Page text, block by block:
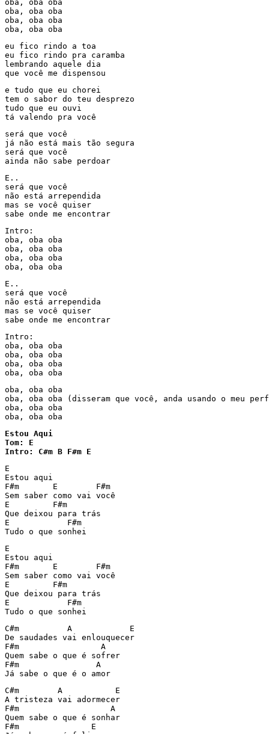
oba, oba oba
oba, oba oba
oba, oba oba
oba, oba oba
eu fico rindo a toa
eu fico rindo pra caramba
lembrando aquele dia
que você me dispensou
e tudo que eu chorei
tem o sabor do teu desprezo
tudo que eu ouvi
tá valendo pra você
será que você
já não está mais tão segura
será que você
ainda não sabe perdoar
E..
será que você
não está arrependida
mas se você quiser
sabe onde me encontrar
Intro:
oba, oba oba
oba, oba oba
oba, oba oba
oba, oba oba
E..
será que você
não está arrependida
mas se você quiser
sabe onde me encontrar
Intro:
oba, oba oba
oba, oba oba
oba, oba oba
oba, oba oba
oba, oba oba
oba, oba oba (disseram que você, anda usando o meu
oba, oba oba
oba, oba oba
Estou Aqui
Tom: E
Intro: C#m B F#m E
E
Estou aqui
F#m       E        F#m
Sem saber como vai você
E         F#m
Que deixou para trás
E            F#m
Tudo o que sonhei
E
Estou aqui
F#m       E        F#m
Sem saber como vai você
E         F#m
Que deixou para trás
E            F#m
Tudo o que sonhei
C#m          A            E
De saudades vai enlouquecer
F#m                 A
Quem sabe o que é sofrer
F#m                A
Já sabe o que é o amor
C#m        A           E
A tristeza vai adormecer
F#m                   A
Quem sabe o que é sonhar
F#m               E